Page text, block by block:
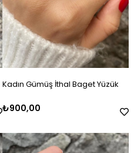
Kadın Gümüş İthal Baget Yüzük
₺900,00